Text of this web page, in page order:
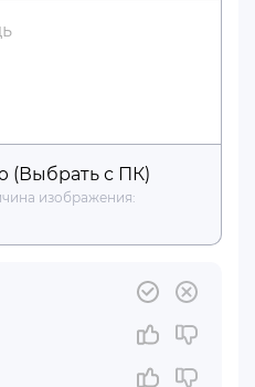
(Выбрать с ПК)
изображения: